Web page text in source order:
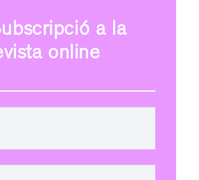
a la
online